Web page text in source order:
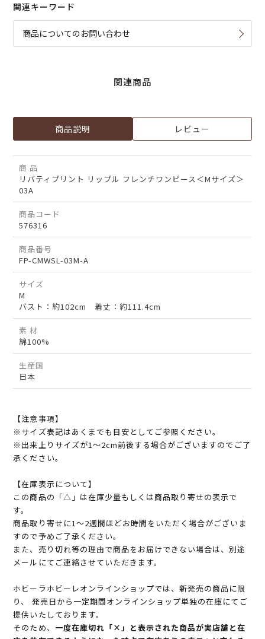
関連キーワード
商品についてのお問い合わせ
関連商品
商品説明 レビュー
商 品
リバティプリント リップル フレンチワンピース＜Mサイズ＞
03A
商品コード
576316
商品番号
FP-CMWSL-03M-A
サイズ
M
バスト：約102cm 着丈：約111.4cm
素 材
綿100%
生産国
日本
【注意事項】
※サイズ表記はあくまでも目安としてご参照ください。
※出来上りサイズが1～2cm前後する場合がございますのでご了
承ください。
【在庫表示について】
この商品の「△」は在庫少量もしくは商品取り寄せの表示で
す。
商品取り寄せに1～2週間ほどお時間をいただく場合がございま
すので予めご了承ください。
また、売り切れ等の理由で商品をお届けできない場合は、別途
メールにてご連絡させていただきます。
ホビーラホビーレオンラインショップでは、新発売の商品に限
り、 発売日から一定期間オンラインショップ単独の在庫にてご
提供いたしております。
そのため、 一度在庫切れ「×」と表示された商品が実店舗と在